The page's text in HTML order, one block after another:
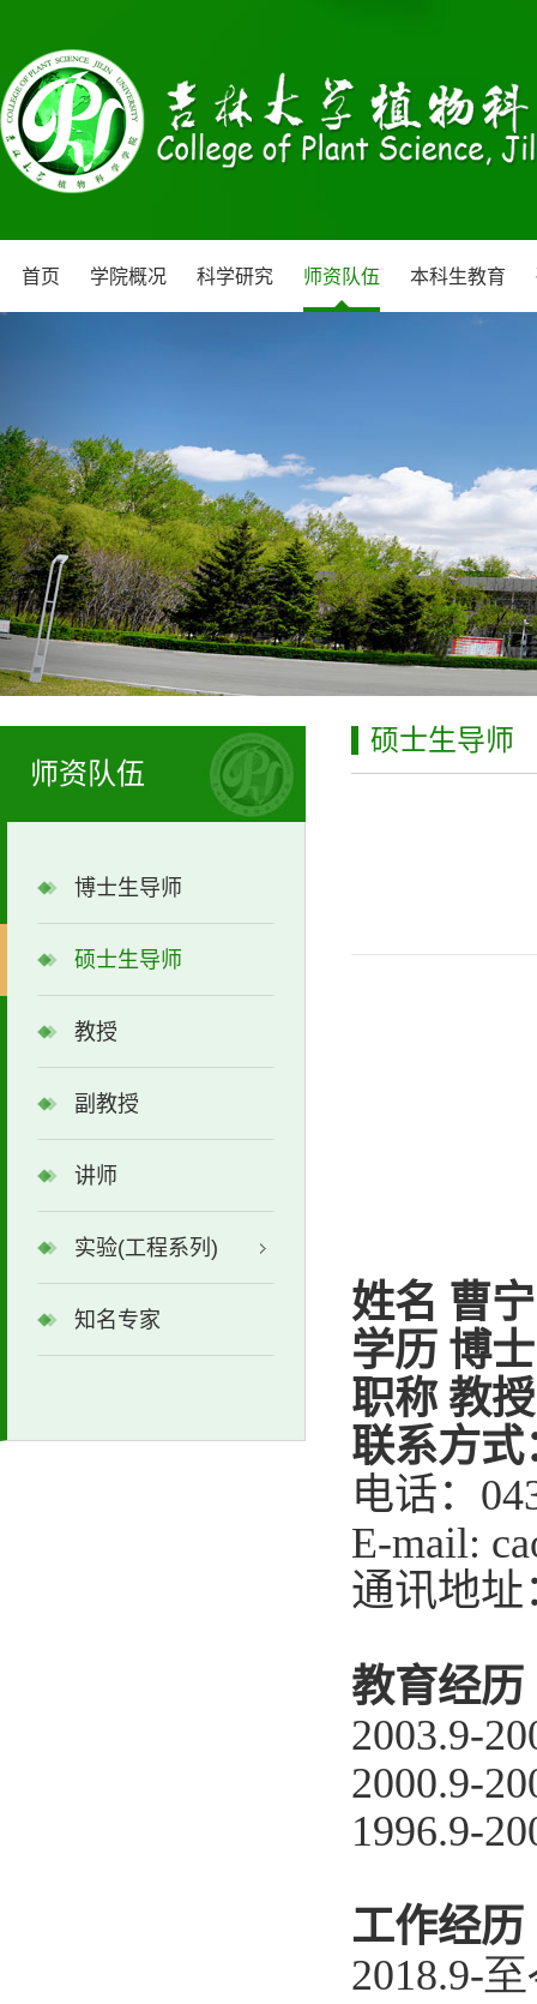
首页 学院概况 科学研究 师资队伍 本科生教育
师资队伍
博士生导师
硕士生导师
教授
副教授
讲师
实验(工程系列)
知名专家
硕士生导师
姓名 曹宁
学历 博士
职称 教授
联系方式
电话：
E-mail:
通讯地
教育经历
2003.9-
2000.9-
1996.9-
工作经历
2018.9-